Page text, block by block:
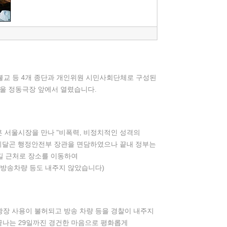
등 4개 종단과 개인위원 시민사회단체로 구성된
정동극장 앞에서 열렸습니다.
울시장을 만나 "비폭력, 비정치적인 성격의
곤 행정안전부 장관을 면담하였으나 끝내 정부는
근처로 장소를 이동하여
송차량 등도 내주지 않았습니다)
사용이 불허되고 방송 차량 등을 경찰이 내주지
는 29일까진 경건한 마음으로 평화롭게